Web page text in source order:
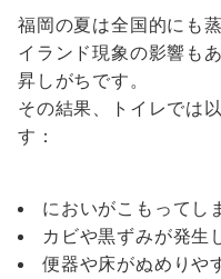
福岡の夏は全国的にも
イランド現象の影響も
昇しがちです。
その結果、トイレでは
す：
においがこもってし
カビや黒ずみが発生
便器や床がぬめりや